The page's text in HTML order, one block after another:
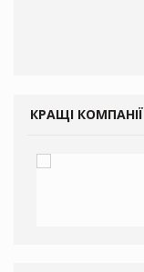
КРАЩІ КОМПАНІЇ